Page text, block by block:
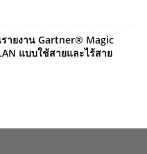
ายงาน Gartner® Magic
แบบใช้สายและไร้สาย